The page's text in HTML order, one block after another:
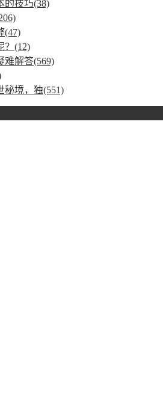
的技巧(38)
(47)
？(12)
难解答(569)
秘境，独(551)